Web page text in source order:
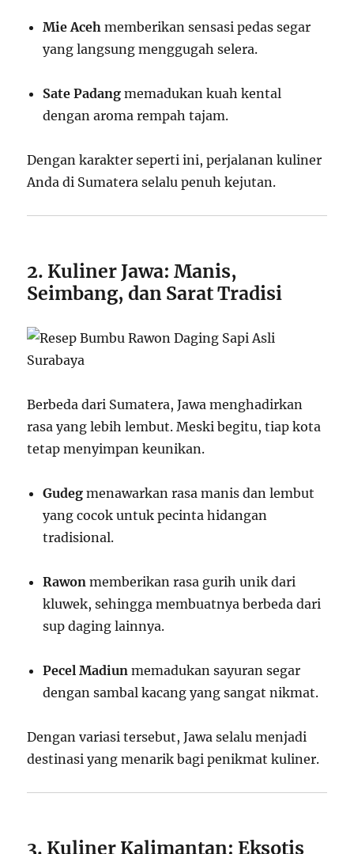
Mie Aceh memberikan sensasi pedas segar
yang langsung menggugah selera.
Sate Padang memadukan kuah kental
dengan aroma rempah tajam.
Dengan karakter seperti ini, perjalanan kuliner
Anda di Sumatera selalu penuh kejutan.
2. Kuliner Jawa: Manis,
Seimbang, dan Sarat Tradisi
Berbeda dari Sumatera, Jawa menghadirkan
rasa yang lebih lembut. Meski begitu, tiap kota
tetap menyimpan keunikan.
Gudeg menawarkan rasa manis dan lembut
yang cocok untuk pecinta hidangan
tradisional.
Rawon memberikan rasa gurih unik dari
kluwek, sehingga membuatnya berbeda dari
sup daging lainnya.
Pecel Madiun memadukan sayuran segar
dengan sambal kacang yang sangat nikmat.
Dengan variasi tersebut, Jawa selalu menjadi
destinasi yang menarik bagi penikmat kuliner.
3. Kuliner Kalimantan: Eksotis